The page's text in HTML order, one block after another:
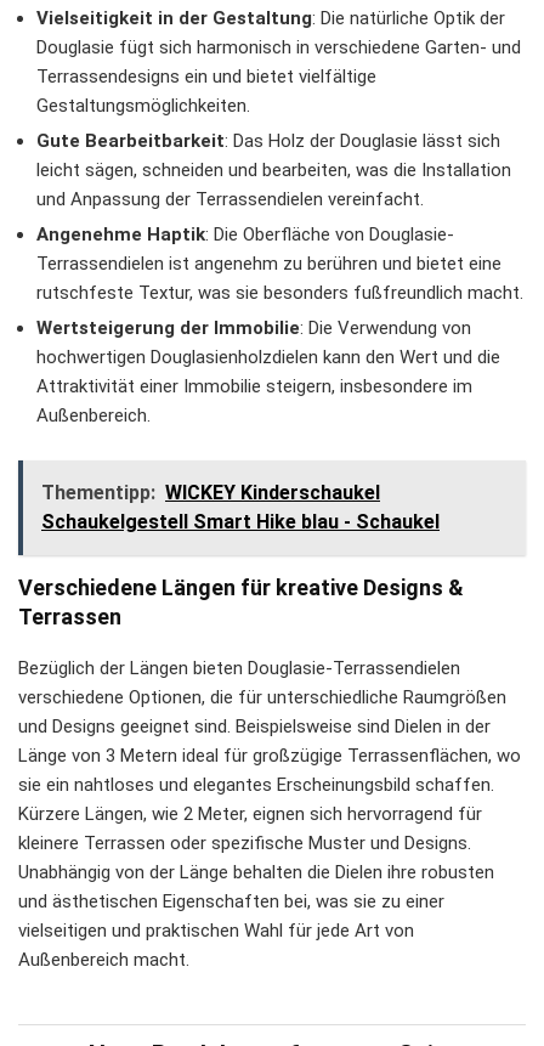
Vielseitigkeit in der Gestaltung: Die natürliche Optik der
Douglasie fügt sich harmonisch in verschiedene Garten- und
Terrassendesigns ein und bietet vielfältige
Gestaltungsmöglichkeiten.
Gute Bearbeitbarkeit: Das Holz der Douglasie lässt sich
leicht sägen, schneiden und bearbeiten, was die Installation
und Anpassung der Terrassendielen vereinfacht.
Angenehme Haptik: Die Oberfläche von Douglasie-
Terrassendielen ist angenehm zu berühren und bietet eine
rutschfeste Textur, was sie besonders fußfreundlich macht.
Wertsteigerung der Immobilie: Die Verwendung von
hochwertigen Douglasienholzdielen kann den Wert und die
Attraktivität einer Immobilie steigern, insbesondere im
Außenbereich.
Thementipp: WICKEY Kinderschaukel
Schaukelgestell Smart Hike blau - Schaukel
Verschiedene Längen für kreative Designs &
Terrassen
Bezüglich der Längen bieten Douglasie-Terrassendielen
verschiedene Optionen, die für unterschiedliche Raumgrößen
und Designs geeignet sind. Beispielsweise sind Dielen in der
Länge von 3 Metern ideal für großzügige Terrassenflächen, wo
sie ein nahtloses und elegantes Erscheinungsbild schaffen.
Kürzere Längen, wie 2 Meter, eignen sich hervorragend für
kleinere Terrassen oder spezifische Muster und Designs.
Unabhängig von der Länge behalten die Dielen ihre robusten
und ästhetischen Eigenschaften bei, was sie zu einer
vielseitigen und praktischen Wahl für jede Art von
Außenbereich macht.